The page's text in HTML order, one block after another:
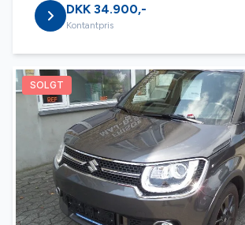
DKK 34.900,-
Kontantpris
SOLGT